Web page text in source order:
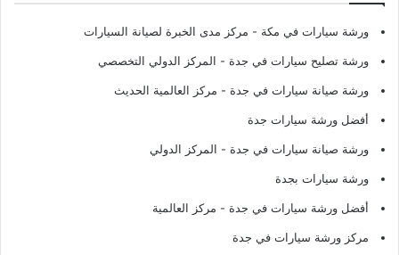
ورشة سيارات في مكة - مركز مدى الخبرة لصيانة السيارات
ورشة تصليح سيارات في جدة - المركز الدولي التخصصي
ورشة صيانة سيارات في جدة - مركز العالمية الحديث
أفضل ورشة سيارات جدة
ورشة صيانة سيارات في جدة - المركز الدولي
ورشة سيارات بجدة
أفضل ورشة سيارات في جدة - مركز العالمية
مركز ورشة سيارات في جدة